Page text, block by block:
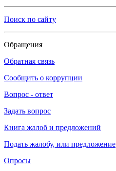
Поиск по сайту
Обращения
Обратная связь
Сообщить о коррупции
Вопрос - ответ
Задать вопрос
Книга жалоб и предложений
Подать жалобу, или предложение
Опросы